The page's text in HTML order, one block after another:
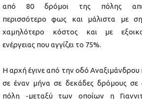
από 80 δρόμοι της πόλης
περισσότερο φως και μάλιστα με
χαμηλότερο κόστος και με
ενέργειας που αγγίζει το 75%.
Η αρχή έγινε από την οδό Αναξιμάνδρου
σε έναν μήνα σε δεκάδες δρόμους σε
πόλη -μεταξύ των οποίων η